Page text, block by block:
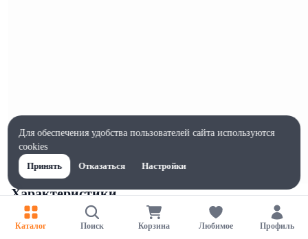
Характеристики
Ширина, мм
58
Каталог Поиск Корзина Любимое Профиль
Для обеспечения удобства пользователей сайта используются
cookies
Принять
Отказаться Настройки